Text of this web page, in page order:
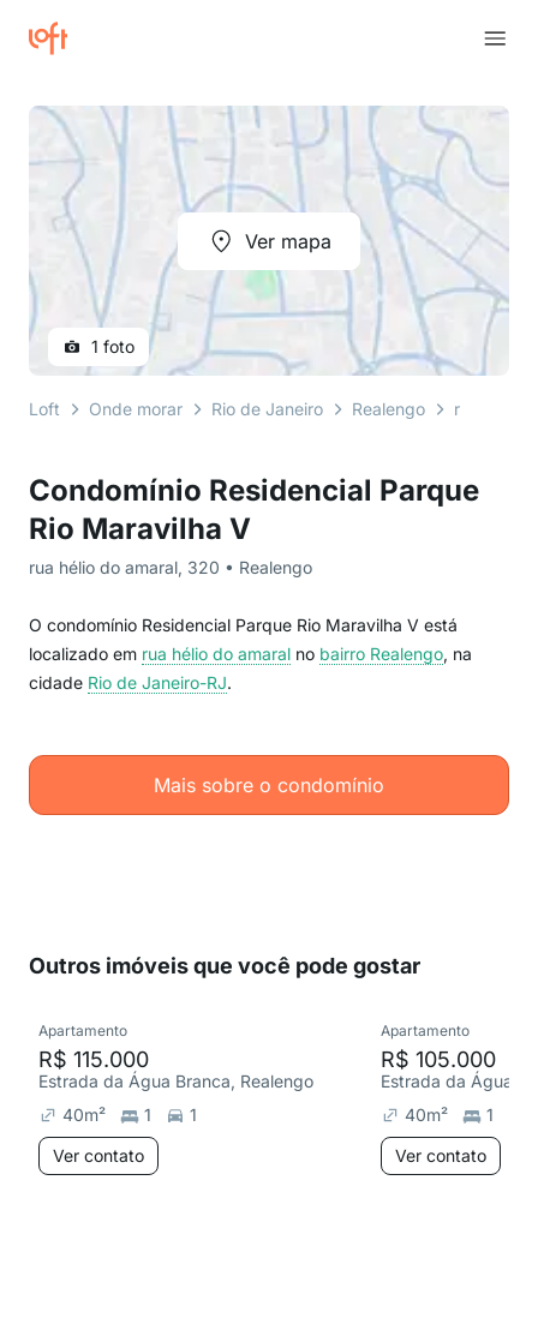
Condomínio Residencial Parque
Rio Maravilha V
rua hélio do amaral, 320 • Realengo
O condomínio Residencial Parque Rio Maravilha V está
localizado em rua hélio do amaral no bairro Realengo, na
cidade Rio de Janeiro-RJ.
Mais sobre o condomínio
Ver mapa
1 foto
Loft Onde morar Rio de Janeiro Realengo rua hélio
Outros imóveis que você pode gostar
Apartamento
R$ 115.000
Estrada da Água Branca, Realengo
40m² 1
1
Ver contato
Apartamento
R$ 105.000
Estrada da Água
40m² 1
Ver contato